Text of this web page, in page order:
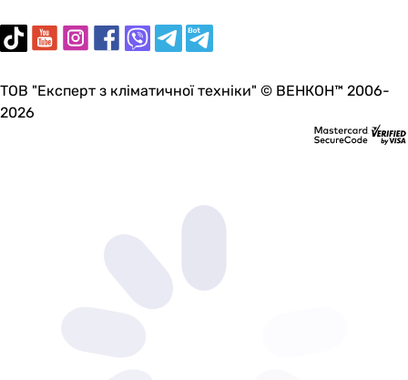
ТОВ "Експерт з кліматичної техніки" © ВЕНКОН™ 2006-
2026